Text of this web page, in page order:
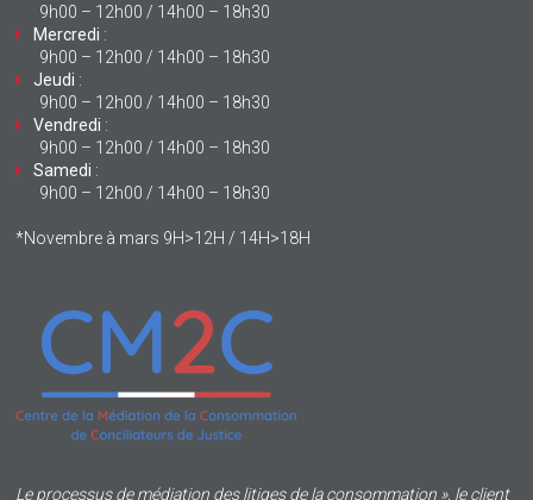
9h00 – 12h00 / 14h00 – 18h30
Mercredi :
9h00 – 12h00 / 14h00 – 18h30
Jeudi :
9h00 – 12h00 / 14h00 – 18h30
Vendredi :
9h00 – 12h00 / 14h00 – 18h30
Samedi :
9h00 – 12h00 / 14h00 – 18h30
*Novembre à mars 9H>12H / 14H>18H
Le processus de médiation des litiges de la consommation », le client